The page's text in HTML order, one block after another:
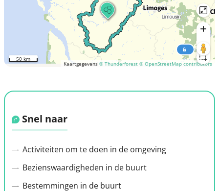
Kaartgegevens © Thunderforest © OpenStreetMap contributors
50 km
Snel naar
Activiteiten om te doen in de omgeving
Bezienswaardigheden in de buurt
Bestemmingen in de buurt